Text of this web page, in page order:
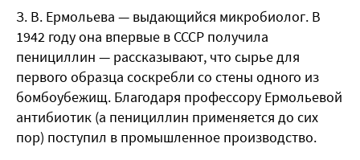
З. В. Ермольева — выдающийся микробиолог. В
1942 году она впервые в СССР получила
пенициллин — рассказывают, что сырье для
первого образца соскребли со стены одного из
бомбоубежищ. Благодаря профессору Ермольевой
антибиотик (а пенициллин применяется до сих
пор) поступил в промышленное производство.